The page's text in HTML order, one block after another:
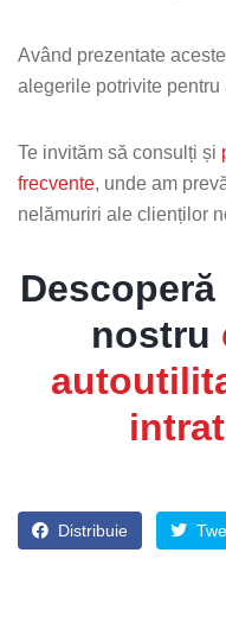
Având prezentate
alegerile potrivite
Te invităm să consulți și
frecvente, unde am
nelămuriri ale clienților
nostru
Distribuie